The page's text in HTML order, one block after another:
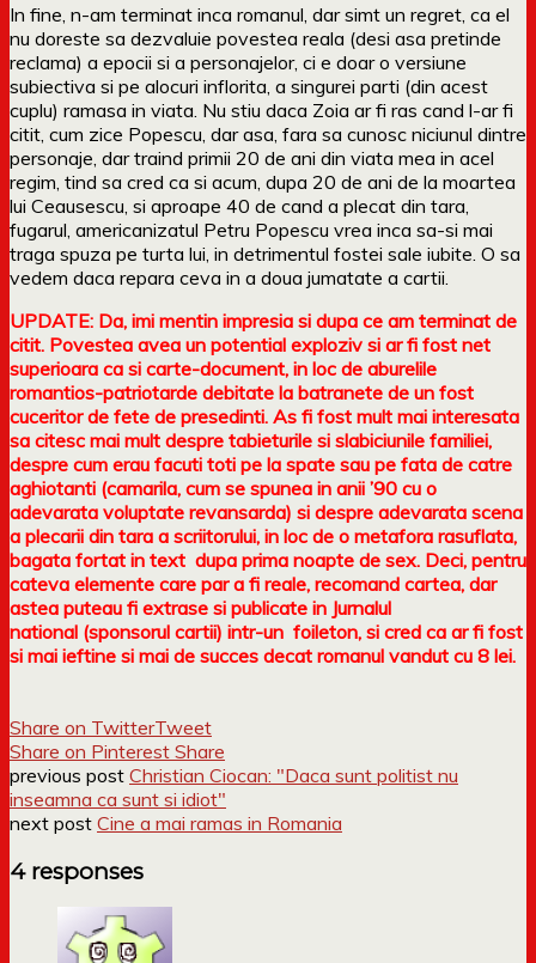
In fine, n-am terminat inca romanul, dar simt un regret, ca el
nu doreste sa dezvaluie povestea reala (desi asa pretinde
reclama) a epocii si a personajelor, ci e doar o versiune
subiectiva si pe alocuri inflorita, a singurei parti (din acest
cuplu) ramasa in viata. Nu stiu daca Zoia ar fi ras cand l-ar fi
citit, cum zice Popescu, dar asa, fara sa cunosc niciunul dintre
personaje, dar traind primii 20 de ani din viata mea in acel
regim, tind sa cred ca si acum, dupa 20 de ani de la moartea
lui Ceausescu, si aproape 40 de cand a plecat din tara,
fugarul, americanizatul Petru Popescu vrea inca sa-si mai
traga spuza pe turta lui, in detrimentul fostei sale iubite. O sa
vedem daca repara ceva in a doua jumatate a cartii.
UPDATE: Da, imi mentin impresia si dupa ce am terminat de
citit. Povestea avea un potential exploziv si ar fi fost net
superioara ca si carte-document, in loc de aburelile
romantios-patriotarde debitate la batranete de un fost
cuceritor de fete de presedinti. As fi fost mult mai interesata
sa citesc mai mult despre tabieturile si slabiciunile familiei,
despre cum erau facuti toti pe la spate sau pe fata de catre
aghiotanti (camarila, cum se spunea in anii ’90 cu o
adevarata voluptate revansarda) si despre adevarata scena
a plecarii din tara a scriitorului, in loc de o metafora rasuflata,
bagata fortat in text dupa prima noapte de sex. Deci, pentru
cateva elemente care par a fi reale, recomand cartea, dar
astea puteau fi extrase si publicate in Jurnalul
national (sponsorul cartii) intr-un foileton, si cred ca ar fi fost
si mai ieftine si mai de succes decat romanul vandut cu 8 lei.
Share on TwitterTweet
Share on Pinterest Share
previous post Christian Ciocan: "Daca sunt politist nu
inseamna ca sunt si idiot"
next post Cine a mai ramas in Romania
4 responses